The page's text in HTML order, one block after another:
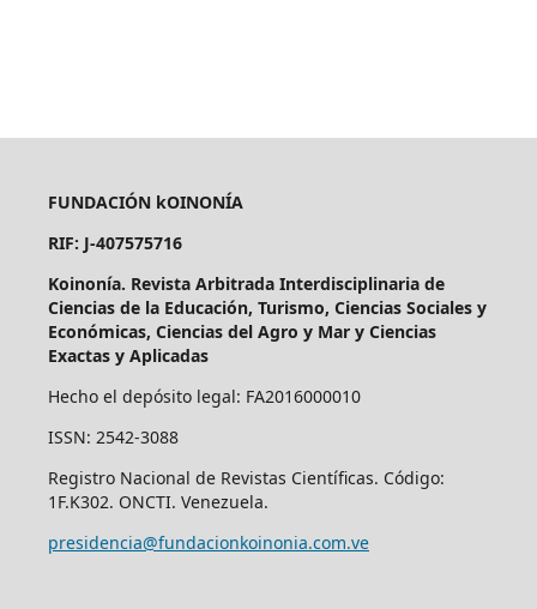
FUNDACIÓN kOINONÍA
RIF: J-407575716
Koinonía. Revista Arbitrada Interdisciplinaria de
Ciencias de la Educación, Turismo, Ciencias Sociales y
Económicas, Ciencias del Agro y Mar y Ciencias
Exactas y Aplicadas
Hecho el depósito legal: FA2016000010
ISSN: 2542-3088
Registro Nacional de Revistas Científicas. Código:
1F.K302. ONCTI. Venezuela.
presidencia@fundacionkoinonia.com.ve